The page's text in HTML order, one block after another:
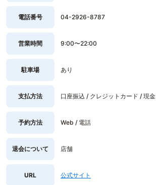
電話番号 04-2926-8787
営業時間 9:00〜22:00
駐車場 あり
支払方法 口座振込 / クレジットカード / 現金
予約方法 Web / 電話
退会について 店舗
URL 公式サイト